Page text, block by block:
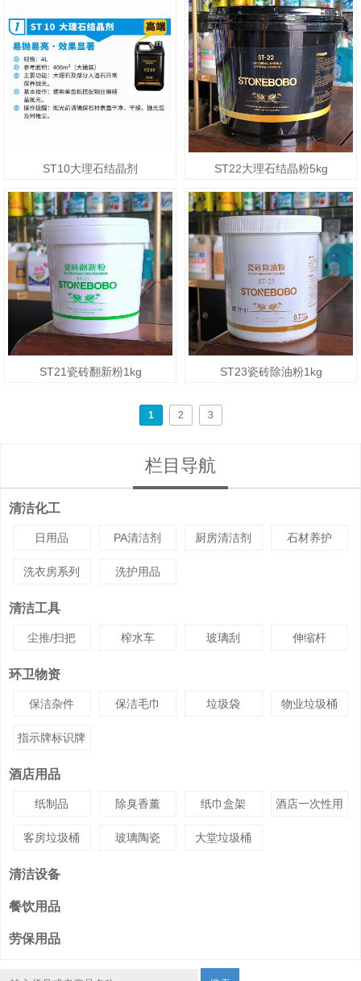
ST10大理石结晶剂 ST22大理石结晶粉5kg
ST21瓷砖翻新粉1kg ST23瓷砖除油粉1kg
1 2 3
栏目导航
清洁化工
日用品 PA清洁剂 厨房清洁剂 石材养护
洗衣房系列 洗护用品
清洁工具
尘推/扫把 榨水车 玻璃刮 伸缩杆
环卫物资
保洁杂件 保洁毛巾 垃圾袋 物业垃圾桶
指示牌标识牌
酒店用品
纸制品 除臭香薰 纸巾盒架
酒店一次性用
客房垃圾桶 玻璃陶瓷 大堂垃圾桶
清洁设备
餐饮用品
劳保用品